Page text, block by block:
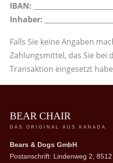
IBAN:
Inhaber:
Falls Sie keine Angaben
Zahlungsmittel, das Sie bei
Transaktion eingesetzt
BEAR CHAIR
DAS ORIGINAL AUS KANADA
Bears & Dogs GmbH
Postanschrift: Lindenweg 2,